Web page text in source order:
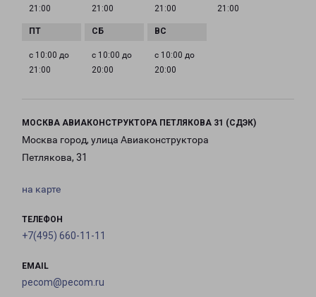
21:00
21:00
21:00
21:00
с 10:00 до
21:00
с 10:00 до
20:00
с 10:00 до
20:00
МОСКВА АВИАКОНСТРУКТОРА ПЕТЛЯКОВА 31 (СДЭК)
Москва город, улица Авиаконструктора
Петлякова, 31
на карте
ТЕЛЕФОН
+7(495) 660-11-11
EMAIL
pecom@pecom.ru